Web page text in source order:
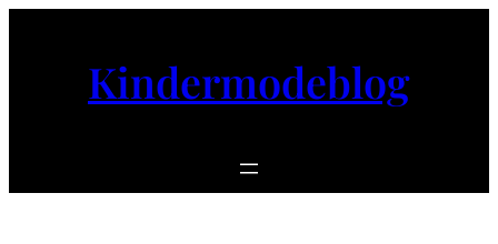
Kindermodeblog